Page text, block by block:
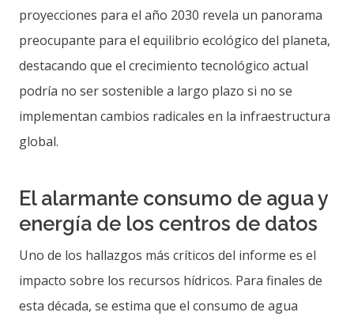
proyecciones para el año 2030 revela un panorama
preocupante para el equilibrio ecológico del planeta,
destacando que el crecimiento tecnológico actual
podría no ser sostenible a largo plazo si no se
implementan cambios radicales en la infraestructura
global.
El alarmante consumo de agua y
energía de los centros de datos
Uno de los hallazgos más críticos del informe es el
impacto sobre los recursos hídricos. Para finales de
esta década, se estima que el consumo de agua